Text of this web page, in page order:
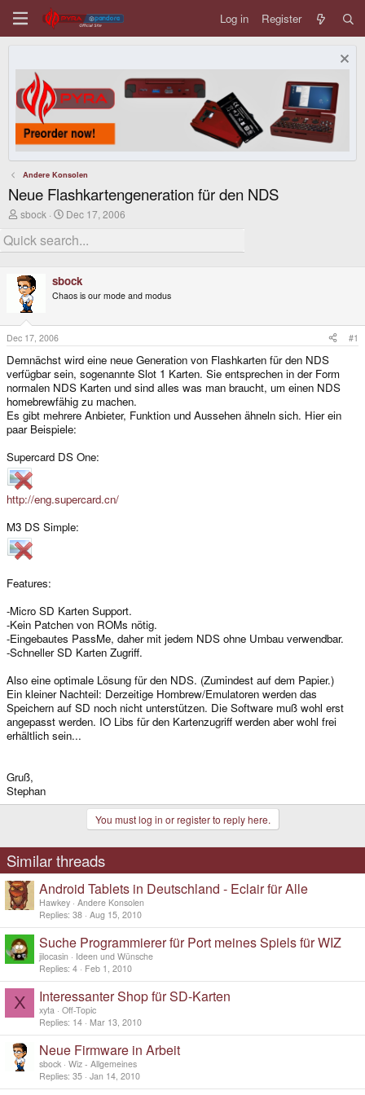
Log in Register
Andere Konsolen
Neue Flashkartengeneration für den NDS
T
r
e
d
s
t
a
r
t
e
r
sbock
S
a
r
a
t
Dec 17, 2006
sbock
Chaos is our mode and modus
Dec 17, 2006 #1
Demnächst wird eine neue Generation von Flashkarten für den NDS
verfügbar sein, sogenannte Slot 1 Karten. Sie entsprechen in der Form
normalen NDS Karten und sind alles was man braucht, um einen NDS
homebrewfähig zu machen.
Es gibt mehrere Anbieter, Funktion und Aussehen ähneln sich. Hier ein
paar Beispiele:
Supercard DS One:
http://eng.supercard.cn/
M3 DS Simple:
Features:
-Micro SD Karten Support.
-Kein Patchen von ROMs nötig.
-Eingebautes PassMe, daher mit jedem NDS ohne Umbau verwendbar.
-Schneller SD Karten Zugriff.
Also eine optimale Lösung für den NDS. (Zumindest auf dem Papier.)
Ein kleiner Nachteil: Derzeitige Hombrew/Emulatoren werden das
Speichern auf SD noch nicht unterstützen. Die Software muß wohl erst
angepasst werden. IO Libs für den Kartenzugriff werden aber wohl frei
erhältlich sein...
Gruß,
Stephan
You must log in or register to reply here.
Similar threads
Android Tablets in Deutschland - Eclair für Alle
Hawkey Andere Konsolen
Replies 38 Aug 15, 2010
Suche Programmierer für Port meines Spiels für WIZ
jilocasin
Ideen und Wünsche
Replies 4 Feb 1, 2010
X Interessanter Shop für SD-Karten
xyta
Off-Topic
Replies 14 Mar 13, 2010
Neue Firmware in Arbeit
sbock Wiz - Allgemeines
Replies 35 Jan 14, 2010